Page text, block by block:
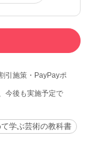
引施策・PayPayポ
今後も実施予定で
学ぶ芸術の教科書